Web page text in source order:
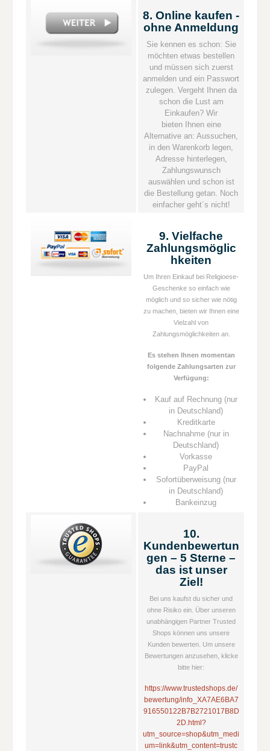
8. Online kaufen -
ohne Anmeldung
Sie kennen es schon: Sie
möchten etwas bestellen
und müssen sich zuerst
anmelden und ein Passwort
zulegen. Vergeht Ihnen da
schon die Lust am
Einkaufen? Wir
bieten Ihnen eine
Alternative an: Aussuchen,
in den Warenkorb legen,
Adresse hinterlegen,
Zahlungswunsch
auswählen und schon ist
die Bestellung getan. Noch
einfacher geht´s nicht!
9. Vielfache
Zahlungsmöglic
hkeiten
Um Ihren Einkauf bei Religioese-
Geschenke so einfach wie
möglich und so sicher wie nötig
zu machen, bieten wir Ihnen eine
Vielzahl von
Zahlungsmöglichkeiten an.
Es stehen Ihnen momentan
folgende Zahlungsarten zur
Verfügung:
Kauf auf Rechnung (nur
in Deutschland)
Kreditkarte
Nachnahme (nur in
Deutschland)
Vorkasse
PayPal
Sofortüberweisung (nur
in Deutschland)
Bankeinzug
10.
Kundenbewertun
gen – 5 Sterne –
das ist unser
Ziel!
Bei uns kaufst du sicher und
ohne Risiko ein. Über unseren
unabhängigen Partner Trusted
Shops können uns unsere
Kunden bewerten. Um unsere
Bewertungen anzusehen, klicke
bitte hier:
https://www.trustedshops.de/
bewertung/info_XA7AE6BA7
916550122B7B2721017B8D
2D.html?
utm_source=shop&utm_medi
um=link&utm_content=trustc